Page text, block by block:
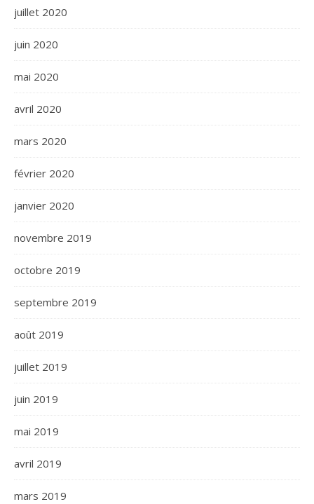
juillet 2020
juin 2020
mai 2020
avril 2020
mars 2020
février 2020
janvier 2020
novembre 2019
octobre 2019
septembre 2019
août 2019
juillet 2019
juin 2019
mai 2019
avril 2019
mars 2019